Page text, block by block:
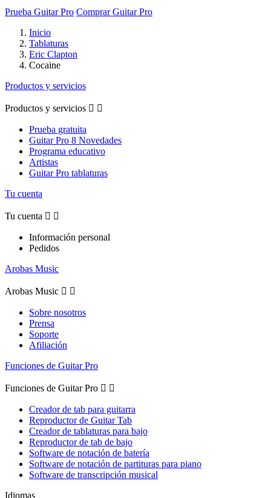
Prueba Guitar Pro Comprar Guitar Pro
Inicio
Tablaturas
Eric Clapton
Cocaine
Productos y servicios
Productos y servicios  
Prueba gratuita
Guitar Pro 8 Novedades
Programa educativo
Artistas
Guitar Pro tablaturas
Tu cuenta
Tu cuenta  
Información personal
Pedidos
Arobas Music
Arobas Music  
Sobre nosotros
Prensa
Soporte
Afiliación
Funciones de Guitar Pro
Funciones de Guitar Pro  
Creador de tab para guitarra
Reproductor de Guitar Tab
Creador de tablaturas para bajo
Reproductor de tab de bajo
Software de notación de batería
Software de notación de partituras para piano
Software de transcripción musical
Idiomas